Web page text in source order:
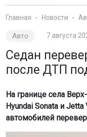
Главная Новости
Авто 7 августа
Седан
после ДТП
На границе села
Hyundai Sonata и Jetta
автомобилей